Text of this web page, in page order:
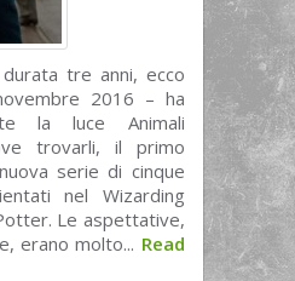
durata tre anni, ecco
2016 – ha
la luce Animali
trovarli, il primo
serie di cinque
nel Wizarding
Le aspettative,
erano molto... Read